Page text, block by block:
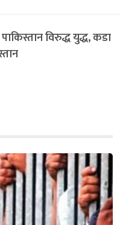
विरुद्ध युद्ध, कडा